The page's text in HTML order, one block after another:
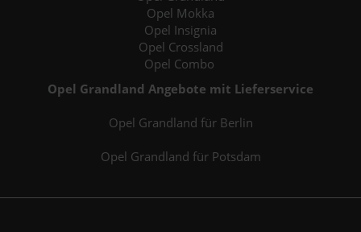
Opel Mokka
Opel Insignia
Opel Crossland
Opel Combo
Opel Grandland Angebote mit Lieferservice
Opel Grandland für Berlin
Opel Grandland für Potsdam